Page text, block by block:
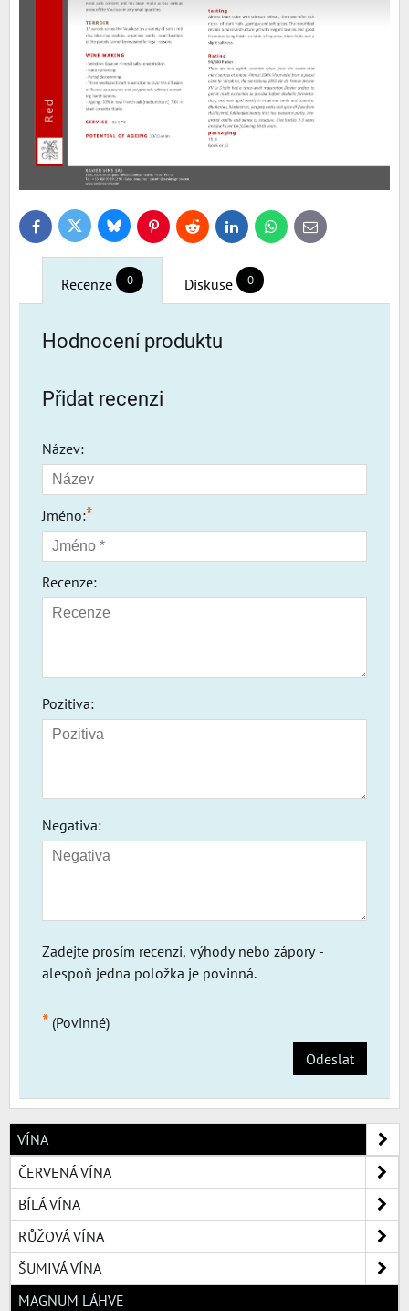
FacebookTwitter BlueskyPinterestReddit LinkedInWhatsApp
E-
mail
Recenze 0 Diskuse 0
Hodnocení produktu
Přidat recenzi
Název:
Jméno:*
Recenze:
Pozitiva:
Negativa:
Zadejte prosím recenzi, výhody nebo zápory -
alespoň jedna položka je povinná.
* (Povinné)
Odeslat
VÍNA
ČERVENÁ VÍNA
BÍLÁ VÍNA
RŮŽOVÁ VÍNA
ŠUMIVÁ VÍNA
MAGNUM LÁHVE